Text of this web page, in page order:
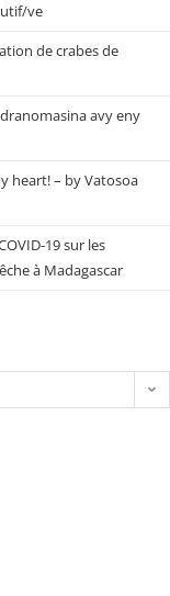
ve
de crabes de
avy eny
heart! – by Vatosoa
19 sur les
à Madagascar